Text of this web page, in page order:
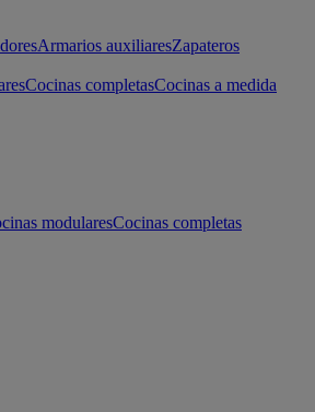
Armarios auxiliaresZapateros
Cocinas completasCocinas a medida
modularesCocinas completas